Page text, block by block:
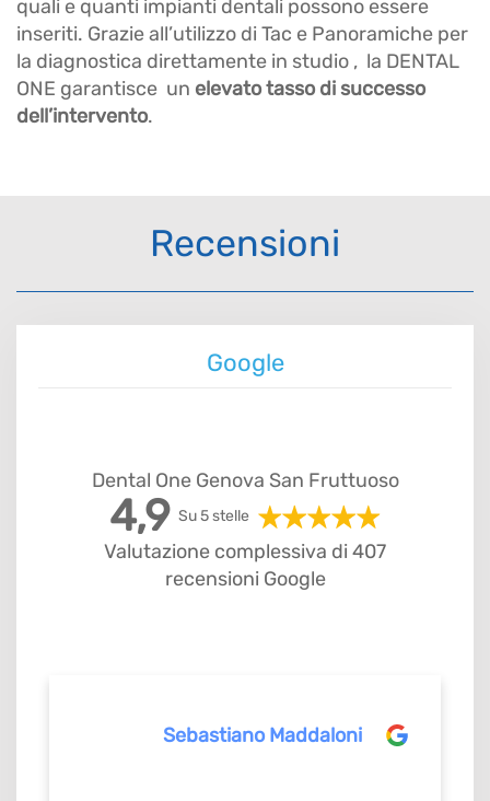
quali e quanti impianti dentali possono essere
inseriti. Grazie all’utilizzo di Tac e Panoramiche per
la diagnostica direttamente in studio , la DENTAL
ONE garantisce un elevato tasso di successo
dell’intervento.
Recensioni
Google
Dental One Genova San Fruttuoso
4,9 Su 5 stelle
Valutazione complessiva di 407
recensioni Google
Sebastiano Maddaloni